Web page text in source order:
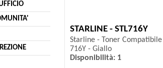
STARLINE - STL716Y
Starline - Toner
716Y - Giallo
Disponibilità: 1